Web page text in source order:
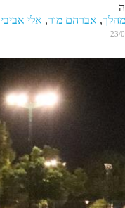
, אברהם מור, אלי אביבי
23/